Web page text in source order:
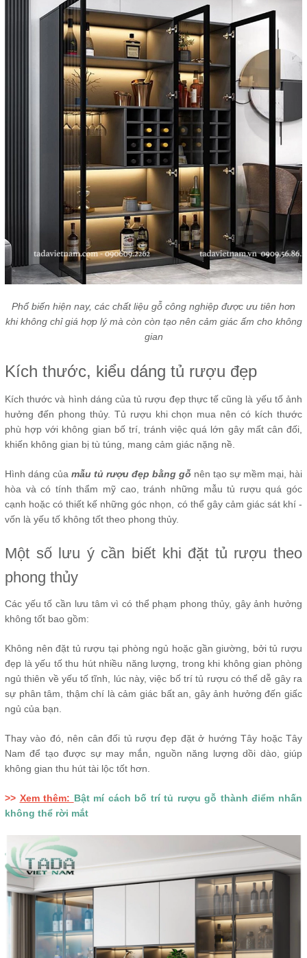
Phổ biến hiện nay, các chất liệu gỗ công nghiệp được ưu tiên hơn
khi không chỉ giá hợp lý mà còn còn tạo nên cảm giác ấm cho không
gian
Kích thước, kiểu dáng tủ rượu đẹp
Kích thước và hình dáng của tủ rượu đẹp thực tế cũng là yếu tố ảnh
hưởng đến phong thủy. Tủ rượu khi chọn mua nên có kích thước
phù hợp với không gian bố trí, tránh việc quá lớn gây mất cân đối,
khiến không gian bị tù túng, mang cảm giác nặng nề.
Hình dáng của mẫu tủ rượu đẹp bằng gỗ nên tạo sự mềm mại, hài
hòa và có tính thẩm mỹ cao, tránh những mẫu tủ rượu quá góc
cạnh hoặc có thiết kế những góc nhọn, có thể gây cảm giác sát khí -
vốn là yếu tố không tốt theo phong thủy.
Một số lưu ý cần biết khi đặt tủ rượu theo
phong thủy
Các yếu tố cần lưu tâm vì có thể phạm phong thủy, gây ảnh hưởng
không tốt bao gồm:
Không nên đặt tủ rượu tại phòng ngủ hoặc gần giường, bởi tủ rượu
đẹp là yếu tố thu hút nhiều năng lượng, trong khi không gian phòng
ngủ thiên về yếu tố tĩnh, lúc này, việc bố trí tủ rượu có thể dễ gây ra
sự phân tâm, thậm chí là cảm giác bất an, gây ảnh hưởng đến giấc
ngủ của bạn.
Thay vào đó, nên cân đối tủ rượu đẹp đặt ở hướng Tây hoặc Tây
Nam để tạo được sự may mắn, nguồn năng lượng dồi dào, giúp
không gian thu hút tài lộc tốt hơn.
>> Xem thêm: Bật mí cách bố trí tủ rượu gỗ thành điểm nhấn
không thể rời mắt